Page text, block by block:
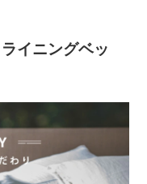
イニングベッ